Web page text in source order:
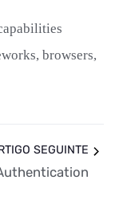
browsers,
SEGUINTE